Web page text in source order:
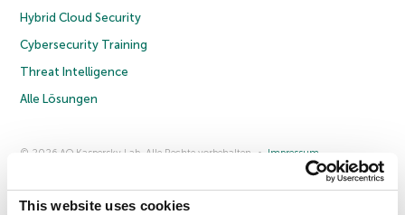
This website uses cookies
Hybrid Cloud Security
Cybersecurity Training
Threat Intelligence
Alle Lösungen
© 2026 AO Kaspersky Lab. Alle Rechte vorbehalten.
Impressum
Lizenzvereinbarung B2B
Anmeldung zum Newsletter für B2B-Vertriebspartner